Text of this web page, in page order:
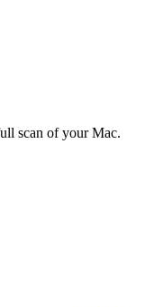
scan of your Mac.